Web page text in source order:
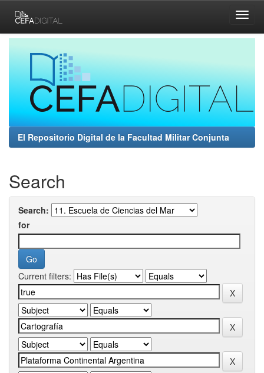
navigation
El Repositorio Digital de la Facultad Militar Conjunta
Search
Search:
for
Current filters: